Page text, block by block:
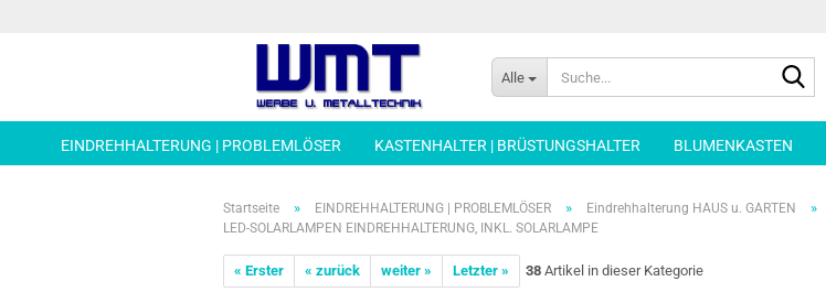
Alle
EINDREHHALTERUNG | PROBLEMLÖSER KASTENHALTER | BRÜSTUNGSHALTER BLUMENKASTEN
Startseite » EINDREHHALTERUNG | PROBLEMLÖSER » Eindrehhalterung HAUS u. GARTEN »
LED-SOLARLAMPEN EINDREHHALTERUNG, INKL. SOLARLAMPE
« Erster « zurück weiter » Letzter » 38 Artikel in dieser Kategorie